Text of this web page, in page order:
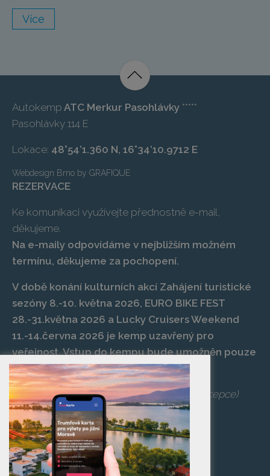
Více
Autokemp ATC Merkur Pasohlávky *****
Pasohlávky 114 E
Lokace: 48°54’1.360 N, 16°34’10.9712 E
Webdesign Brno by GRAFIQUE
REZERVACE
Ke komunikaci využívejte přednostně e-mail,
děkujeme.
Na e-maily odpovídáme v nejbližším možném
termínu, děkujeme za pochopení.
V době konání kulturních akcí Zahájení turistické
sezóny 8.-10. května 2026, EURO BIKE FEST
28.-31.května 2026 a Lucky Cruisers Weekend
11.-14.června 2026 je kemp uzavřený pro
veřejnost. Vstup do kempu bude umožněn pouze
po zaplacení vstupenky na danou akci.
Telefon:+420 519 427 714,539 029 266
(recepce)
E-mail:camp@pasohlavky.cz